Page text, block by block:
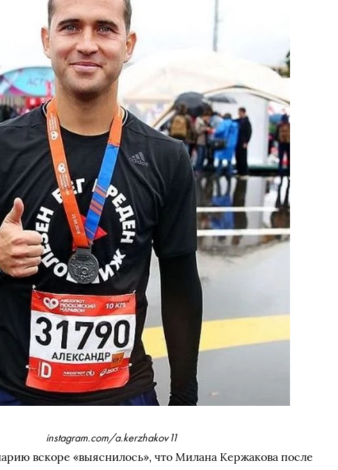
instagram.com/a.kerzhakov11
вскоре «выяснилось», что Милана Кержакова после